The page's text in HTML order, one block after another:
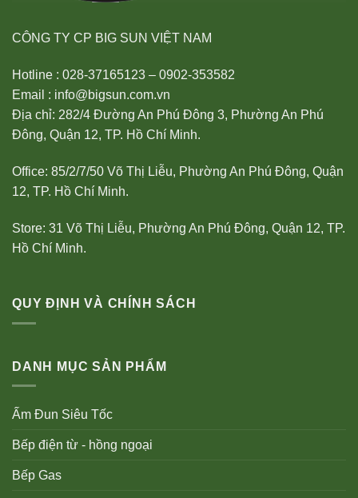
CÔNG TY CP BIG SUN VIỆT NAM
Hotline : 028-37165123 – 0902-353582
Email : info@bigsun.com.vn
Địa chỉ: 282/4 Đường An Phú Đông 3, Phường An Phú
Đông, Quận 12, TP. Hồ Chí Minh.
Office: 85/2/7/50 Võ Thị Liễu, Phường An Phú Đông, Quận
12, TP. Hồ Chí Minh.
Store: 31 Võ Thị Liễu, Phường An Phú Đông, Quận 12, TP.
Hồ Chí Minh.
QUY ĐỊNH VÀ CHÍNH SÁCH
DANH MỤC SẢN PHẨM
Ấm Đun Siêu Tốc
Bếp điện từ - hồng ngoại
Bếp Gas